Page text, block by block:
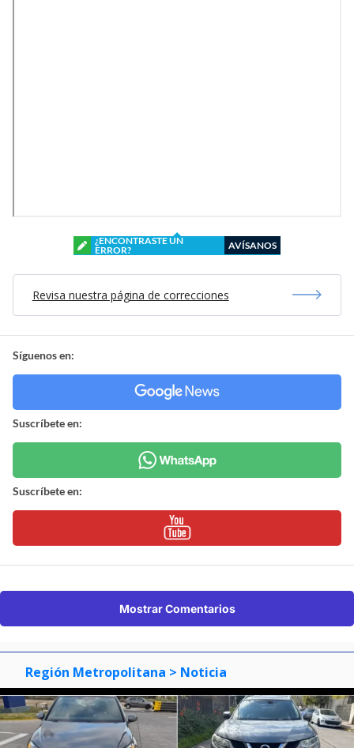
¿ENCONTRASTE UN
ERROR?
AVÍSANOS
Revisa nuestra página de correcciones
Síguenos en:
Suscríbete en:
Suscríbete en:
Mostrar Comentarios
Región Metropolitana > Noticia